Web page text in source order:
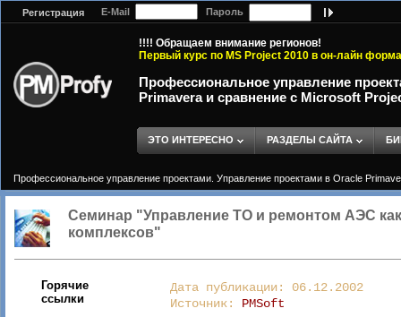
Регистрация E-Mail Пароль
!!!! Обращаем внимание регионов!
Первый курс по MS Project 2010 в он-лайн
Профессиональное управление
Primavera и сравнение с Microsoft
ЭТО ИНТЕРЕСНО РАЗДЕЛЫ САЙТА
Профессиональное управление проектами. Управление проектами в Oracle
Семинар "Управление ТО и ремонтом АЭС
комплексов"
Горячие
ссылки
Дата публикации: 06.12.2002
Источник: PMSoft